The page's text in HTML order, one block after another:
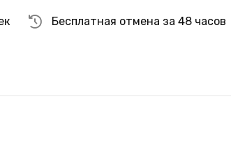
Бесплатная отмена за 48 часов